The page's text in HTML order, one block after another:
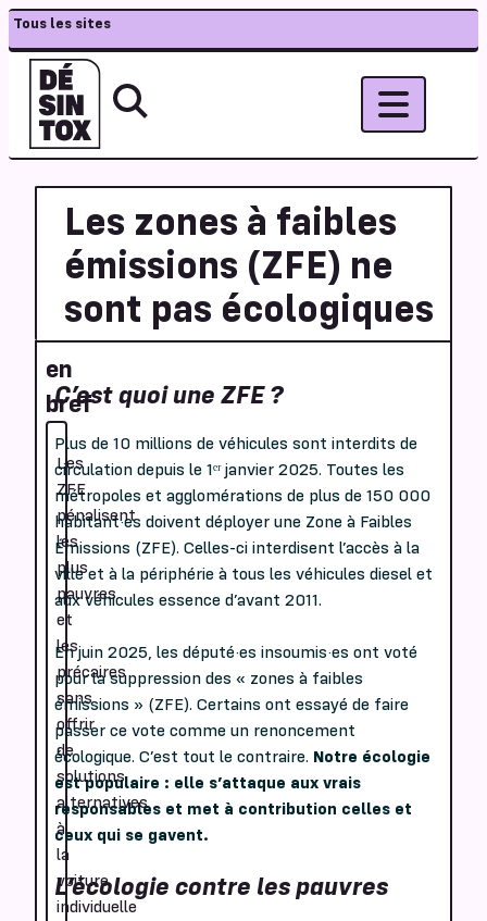
Tous les sites
Les zones à faibles
émissions (ZFE) ne
sont pas écologiques
en
bref
Les
ZFE
pénalisent
les
plus
pauvres
et
les
précaires
sans
offrir
de
solutions
alternatives
à
la
voiture
individuelle
C’est quoi une ZFE ?
Plus de 10 millions de véhicules sont interdits de
circulation depuis le 1ᵉʳ janvier 2025. Toutes les
métropoles et agglomérations de plus de 150 000
habitant·es doivent déployer une Zone à Faibles
Émissions (ZFE). Celles-ci interdisent l’accès à la
ville et à la périphérie à tous les véhicules diesel et
aux véhicules essence d’avant 2011.
En juin 2025, les député·es insoumis·es ont voté
pour la suppression des « zones à faibles
émissions » (ZFE). Certains ont essayé de faire
passer ce vote comme un renoncement
écologique. C’est tout le contraire. Notre écologie
est populaire : elle s’attaque aux vrais
responsables et met à contribution celles et
ceux qui se gavent.
L’écologie contre les pauvres